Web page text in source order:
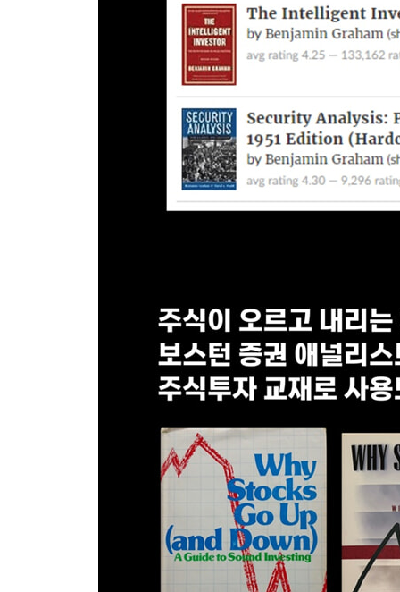
14장에서 다룬다.
15장: 원가와 비용의 차이, 자산의 자본화와 감액
15장에서 소개하는 많은 회계 및 투자 관련 용어
16장: 현금흐름(CASH FLOW)
현금흐름(cash flow)은 이익(earnings)과는 다르
문제가 있는 주식을 구별할 수 있는 능력을 기
(FIFO)은 당해 연도의 이익은 물론 향후 이익에
수 있는 경우를 설명한다.
PART 4 주식이 오르고 내리는 이유
WHY STOCKS GO UP AND DOWN
18장: P/E와 그 외 가치평가 비율: 주식이 싸거나
STOCK CHEAP OR EXPENSIVE?)
주가수익비율(P/E) 비율은 투자자가 주식을
주가현금흐름비율(P/C), 주가매출비율(P/S), 수
과 같은 가치평가 비율들도 함께 살펴볼 것이다.